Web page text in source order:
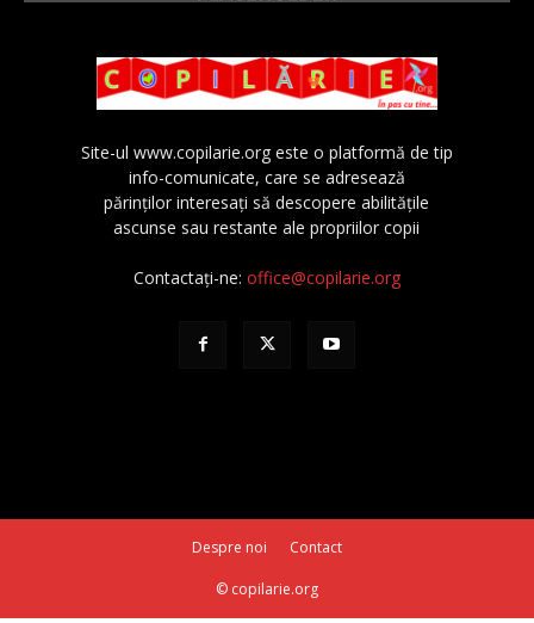
Site-ul www.copilarie.org este o platformă de tip
info-comunicate, care se adresează
părinţilor interesaţi să descopere abilităţile
ascunse sau restante ale propriilor copii
Contactați-ne: office@copilarie.org
Despre noi Contact
© copilarie.org